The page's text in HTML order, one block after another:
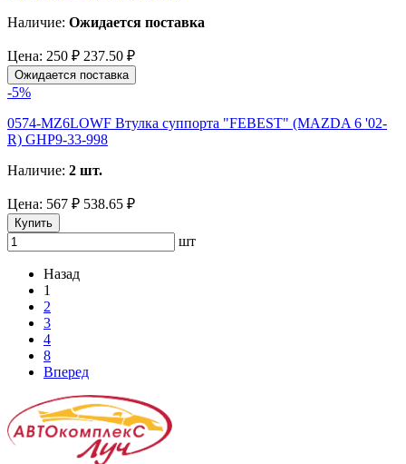
Наличие: Ожидается поставка
Цена: 250 ₽ 237.50 ₽
Ожидается поставка
-5%
0574-MZ6LOWF Втулка суппорта "FEBEST" (MAZDA 6 '02-
R) GHP9-33-998
Наличие: 2 шт.
Цена: 567 ₽ 538.65 ₽
Купить
шт
Назад
1
2
3
4
8
Вперед